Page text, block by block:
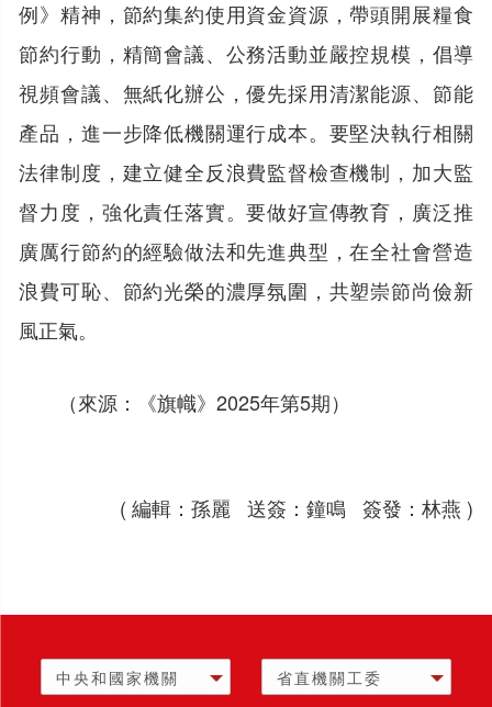
例》精神，節約集約使用資金資源，帶頭開展糧食
節約行動，精簡會議、公務活動並嚴控規模，倡導
視頻會議、無紙化辦公，優先採用清潔能源、節能
產品，進一步降低機關運行成本。要堅決執行相關
法律制度，建立健全反浪費監督檢查機制，加大監
督力度，強化責任落實。要做好宣傳教育，廣泛推
廣厲行節約的經驗做法和先進典型，在全社會營造
浪費可恥、節約光榮的濃厚氛圍，共塑崇節尚儉新
風正氣。
（來源：《旗幟》2025年第5期）
( 編輯：孫麗 送簽：鐘鳴 簽發：林燕 )
中央和國家機關 省直機關工委